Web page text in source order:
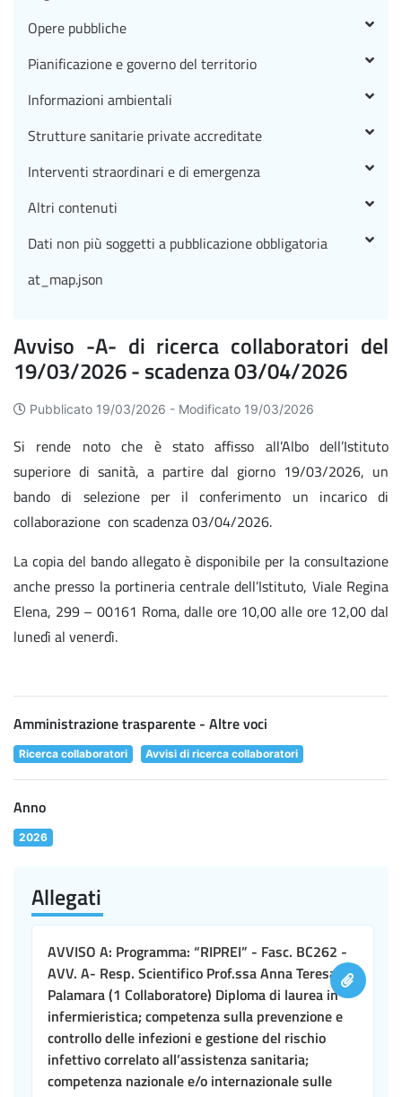
Avviso -A- di ricerca collaboratori del
19/03/2026 - scadenza 03/04/2026
Pubblicato 19/03/2026 - Modificato 19/03/2026
Si rende noto che è stato affisso all’Albo dell’Istituto
superiore di sanità, a partire dal giorno 19/03/2026, un
bando di selezione per il conferimento un incarico di
collaborazione con scadenza 03/04/2026.
La copia del bando allegato è disponibile per la consultazione
anche presso la portineria centrale dell’Istituto, Viale Regina
Elena, 299 – 00161 Roma, dalle ore 10,00 alle ore 12,00 dal
lunedì al venerdì.
Amministrazione trasparente - Altre voci
Ricerca collaboratori Avvisi di ricerca collaboratori
Anno
2026
Allegati
AVVISO A: Programma: “RIPREI” - Fasc. BC262 -
AVV. A- Resp. Scientifico Prof.ssa Anna Teresa
Palamara (1 Collaboratore) Diploma di laurea in
infermieristica; competenza sulla prevenzione e
controllo delle infezioni e gestione del rischio
infettivo correlato all’assistenza sanitaria;
competenza nazionale e/o internazionale sulle
Opere pubbliche
Pianificazione e governo del territorio
Informazioni ambientali
Strutture sanitarie private accreditate
Interventi straordinari e di emergenza
Altri contenuti
Dati non più soggetti a pubblicazione obbligatoria
at_map.json